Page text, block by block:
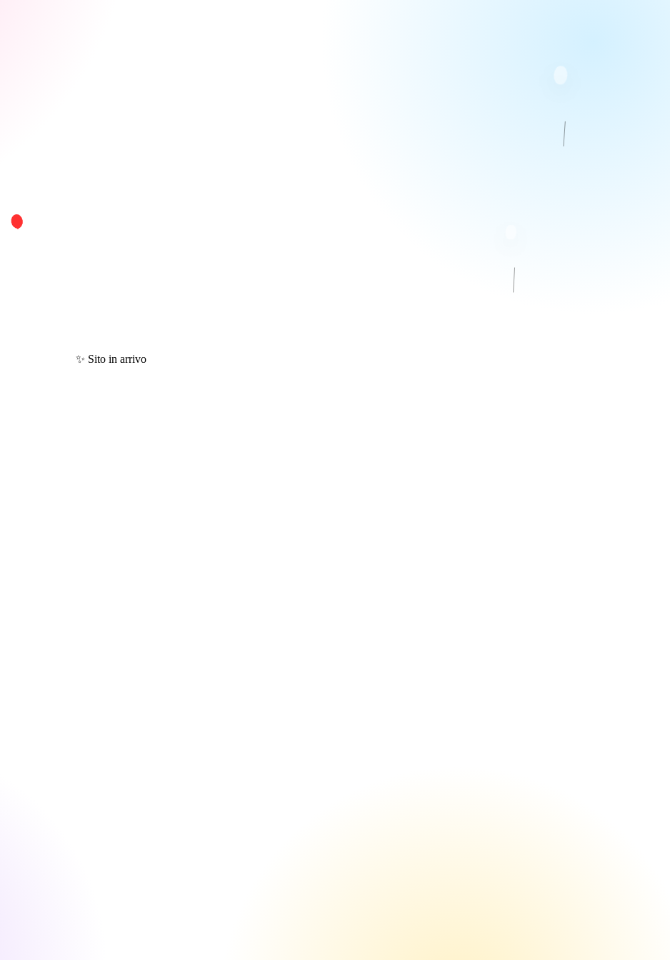
✨ Sito in arrivo